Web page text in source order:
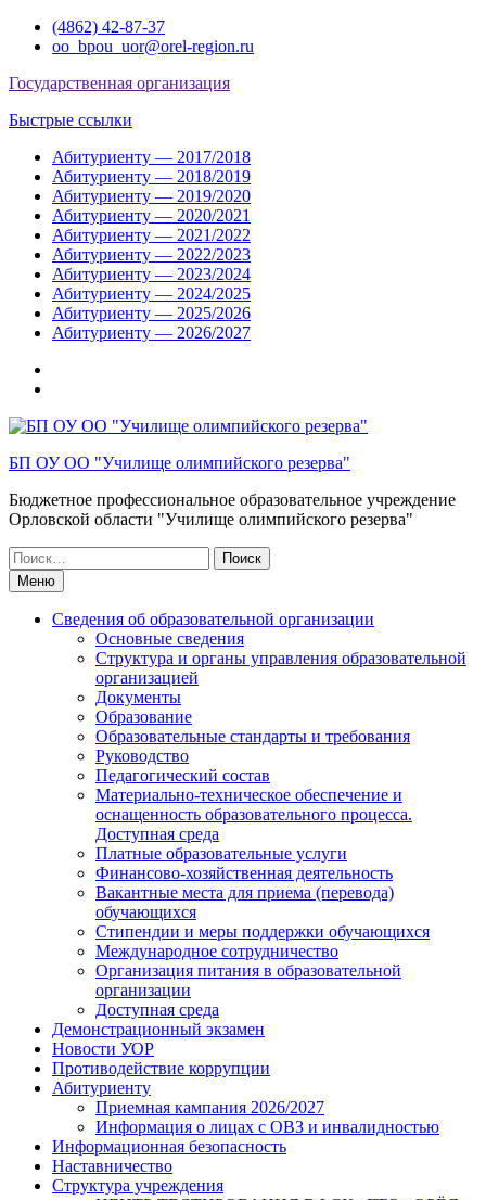
Перейти(4862) 42-87-37
oo_bpou_uor@orel-region.ru
Государственная организация
Быстрые ссылки
Абитуриенту — 2017/2018
Абитуриенту — 2018/2019
Абитуриенту — 2019/2020
Абитуриенту — 2020/2021
Абитуриенту — 2021/2022
Абитуриенту — 2022/2023
Абитуриенту — 2023/2024
Абитуриенту — 2024/2025
Абитуриенту — 2025/2026
Абитуриенту — 2026/2027
Одноклассниках
БП ОУ ОО "Училище олимпийского резерва"
Бюджетное профессиональное образовательное учреждение
Орловской области "Училище олимпийского резерва"
Искать:
Меню
Сведения об образовательной организации
Основные сведения
Структура и органы управления образовательной
организацией
Документы
Образование
Образовательные стандарты и требования
Руководство
Педагогический состав
Материально-техническое обеспечение и
оснащенность образовательного процесса.
Доступная среда
Платные образовательные услуги
Финансово-хозяйственная деятельность
Вакантные места для приема (перевода)
обучающихся
Стипендии и меры поддержки обучающихся
Международное сотрудничество
Организация питания в образовательной
организации
Доступная среда
Демонстрационный экзамен
Новости УОР
Противодействие коррупции
Абитуриенту
Приемная кампания 2026/2027
Информация о лицах с ОВЗ и инвалидностью
Информационная безопасность
Наставничество
Структура учреждения